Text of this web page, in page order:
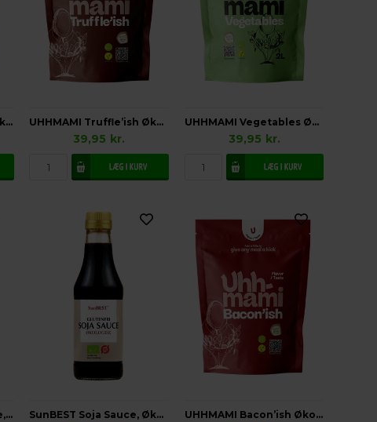
UHHMAMI Cheese’ish Økologisk UHHMAMI Truffle’ish Økologisk
39,95 kr.
UHHMAMI Vegetables Økologisk
39,95 kr.
MEGACHEF Østerssauce, Glutenfri SunBEST Soja Sauce, Økologisk Glutenfri UHHMAMI Bacon’ish Økologisk